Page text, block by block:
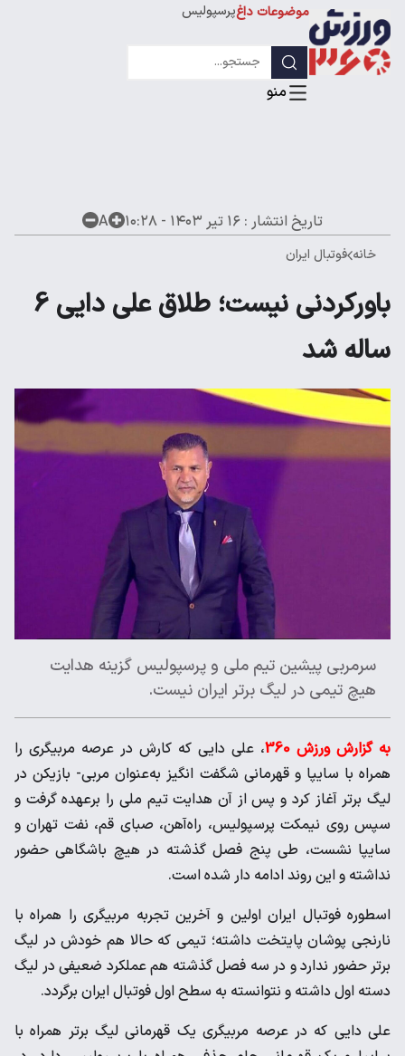
موضوعات داغپرسپولیس
لیگ قهرمانان
تاریخ انتشار : ۱۶ تیر ۱۴۰۳ - ۱۰:۲۸ A
خانه فوتبال ایران
باورکردنی نیست؛ طلاق علی دایی 6
ساله شد
سرمربی پیشین تیم ملی و پرسپولیس گزینه هدایت
هیچ تیمی در لیگ برتر ایران نیست.
به گزارش ورزش 360
، علی دایی که کارش در عرصه مربیگری را
همراه با سایپا و قهرمانی شگفت انگیز به‌عنوان مربی- بازیکن در
لیگ برتر آغاز کرد و پس از آن هدایت تیم ملی را برعهده گرفت و
سپس روی نیمکت پرسپولیس، راه‌آهن، صبای قم، نفت تهران و
سایپا نشست، طی پنج فصل گذشته در هیچ باشگاهی حضور
نداشته و این روند ادامه دار شده است.
اسطوره فوتبال ایران اولین و آخرین تجربه مربیگری را همراه با
نارنجی پوشان پایتخت داشته؛ تیمی که حالا هم خودش در لیگ
برتر حضور ندارد و در سه فصل گذشته هم عملکرد ضعیفی در لیگ
دسته اول داشته و نتوانسته به سطح اول فوتبال ایران برگردد.
علی دایی که در عرصه مربیگری یک قهرمانی لیگ برتر همراه با